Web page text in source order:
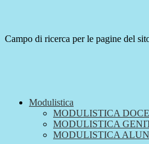
Campo di ricerca per le pagine del
Modulistica
MODULISTICA
MODULISTICA
MODULISTICA